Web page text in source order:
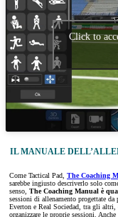
Click to
IL MANUALE
Come Tactical Pad, The Coaching
sarebbe ingiusto descriverlo solo
senso, The Coaching Manual è
sessioni di allenamento progettate
Everton e Real Sociedad, tra gli
organizzare le proprie sessioni.